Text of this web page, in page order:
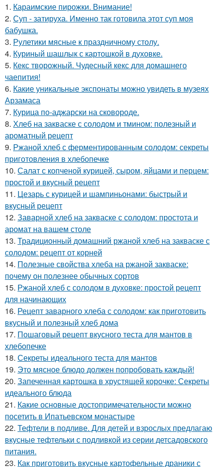
1. Караимские пирожки. Внимание!
2. Суп - затируха. Именно так готовила этот суп моя
бабушка.
3. Рулетики мясные к праздничному столу.
4. Куриный шашлык с картошкой в духовке.
5. Кекс творожный. Чудесный кекс для домашнего
чаепития!
6. Какие уникальные экспонаты можно увидеть в музеях
Арзамаса
7. Курица по-аджарски на сковороде.
8. Хлеб на закваске с солодом и тмином: полезный и
ароматный рецепт
9. Ржаной хлеб с ферментированным солодом: секреты
приготовления в хлебопечке
10. Салат с копченой курицей, сыром, яйцами и перцем:
простой и вкусный рецепт
11. Цезарь с курицей и шампиньонами: быстрый и
вкусный рецепт
12. Заварной хлеб на закваске с солодом: простота и
аромат на вашем столе
13. Традиционный домашний ржаной хлеб на закваске с
солодом: рецепт от корней
14. Полезные свойства хлеба на ржаной закваске:
почему он полезнее обычных сортов
15. Ржаной хлеб с солодом в духовке: простой рецепт
для начинающих
16. Рецепт заварного хлеба с солодом: как приготовить
вкусный и полезный хлеб дома
17. Пошаговый рецепт вкусного теста для мантов в
хлебопечке
18. Секреты идеального теста для мантов
19. Это мясное блюдо должен попробовать каждый!
20. Запеченная картошка в хрустящей корочке: Секреты
идеального блюда
21. Какие основные достопримечательности можно
посетить в Ипатьевском монастыре
22. Тефтели в подливе. Для детей и взрослых предлагаю
вкусные тефтельки с подливкой из серии детсадовского
питания.
23. Как приготовить вкусные картофельные драники с